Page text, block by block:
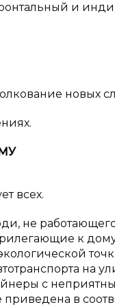
и
новых
всех.
не
к
на
с
в